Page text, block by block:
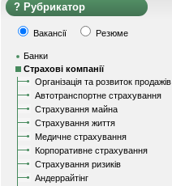
Рубрикатор
Вакансії Резюме
Банки
Страхові компанії
Організація та розвиток продажів
Автотранспортне страхування
Страхування майна
Страхування життя
Медичне страхування
Корпоративне страхування
Страхування ризиків
Андеррайтінг